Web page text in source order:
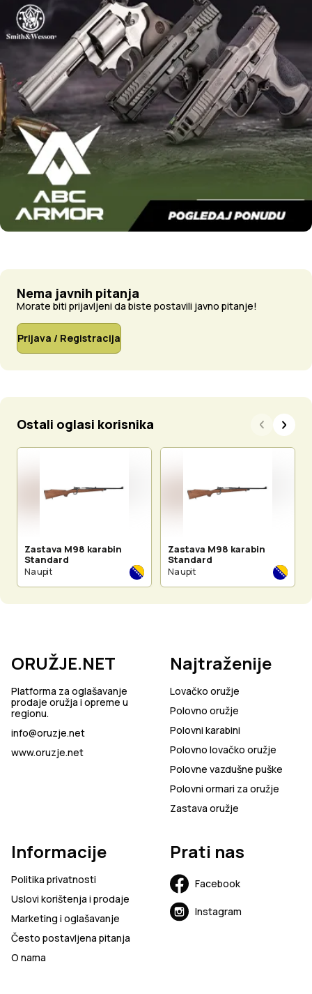
Nema javnih pitanja
Morate biti prijavljeni da biste postavili javno pitanje!
Prijava / Registracija
Ostali oglasi korisnika
Zastava M98 karabin
Standard
Na upit
Zastava M98 karabin
Standard
Na upit
ORUŽJE.NET
Platforma za oglašavanje
prodaje oružja i opreme u
regionu.
info@oruzje.net
www.oruzje.net
Najtraženije
Lovačko oružje
Polovno oružje
Polovni karabini
Polovno lovačko oružje
Polovne vazdušne puške
Polovni ormari za oružje
Zastava oružje
Informacije
Politika privatnosti
Uslovi korištenja i prodaje
Marketing i oglašavanje
Često postavljena pitanja
O nama
Prati nas
Facebook
Instagram